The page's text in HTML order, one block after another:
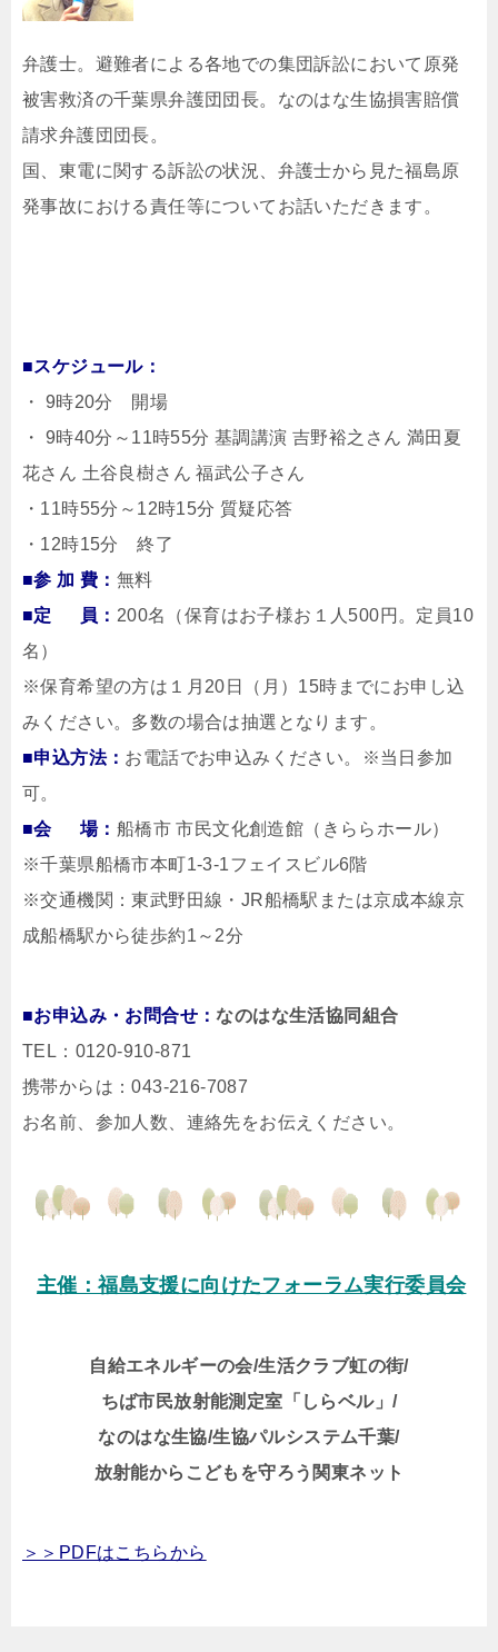
弁護士。避難者による各地での集団訴訟において原発
被害救済の千葉県弁護団団長。なのはな生協損害賠償
請求弁護団団長。
国、東電に関する訴訟の状況、弁護士から見た福島原
発事故における責任等についてお話いただきます。
■スケジュール：
・ 9時20分 開場
・ 9時40分～11時55分 基調講演 吉野裕之さん 満田夏
花さん 土谷良樹さん 福武公子さん
・11時55分～12時15分 質疑応答
・12時15分 終了
■参 加 費： 無料
■定 員： 200名（保育はお子様お１人500円。定員10
名）
※保育希望の方は１月20日（月）15時までにお申し込
みください。多数の場合は抽選となります。
■申込方法： お電話でお申込みください。※当日参加
可。
■会 場： 船橋市 市民文化創造館（きららホール）
※千葉県船橋市本町1-3-1フェイスビル6階
※交通機関：東武野田線・JR船橋駅または京成本線京
成船橋駅から徒歩約1～2分
■お申込み・お問合せ：なのはな生活協同組合
TEL：0120-910-871
携帯からは：043-216-7087
お名前、参加人数、連絡先をお伝えください。
主催：福島支援に向けたフォーラム実行委員会
自給エネルギーの会/生活クラブ虹の街/
ちば市民放射能測定室「しらベル」/
なのはな生協/生協パルシステム千葉/
放射能からこどもを守ろう関東ネット
＞＞PDFはこちらから